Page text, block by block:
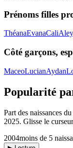
Prénoms filles
ThéanaEvanaCali
Côté garçons,
MaceoLucianAydan
Popularité
Part des naissances
2025. Glisse le
2004moins de 5